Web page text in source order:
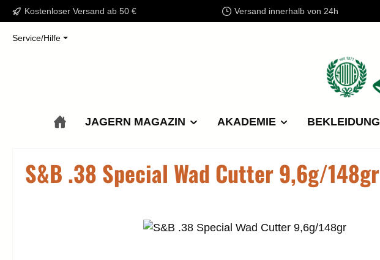
Hauptinhalt springen
Zur Suche springen
Zur Hauptnavigation springen
Kostenloser Versand ab 50 € Versand innerhalb von 24h
Service/Hilfe
JAGERN MAGAZIN AKADEMIE BEKLEIDUNG
S&B .38 Special Wad Cutter 9,6g/148gr
Bildergalerie überspringen